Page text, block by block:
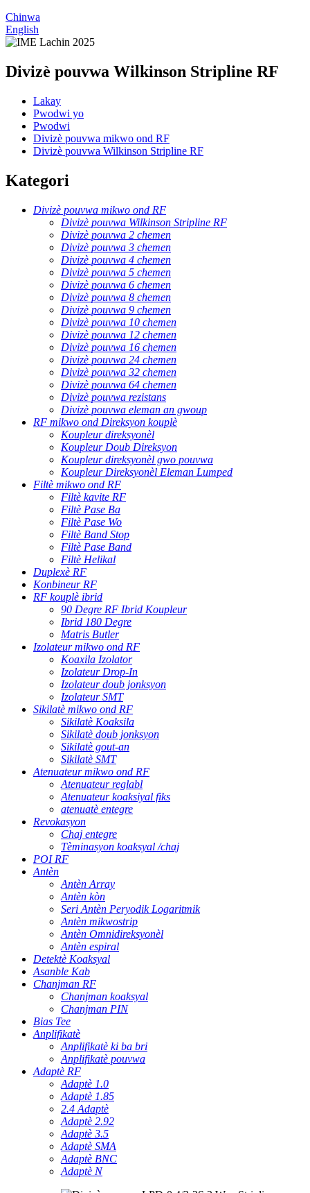
Chinwa
English
Divizè pouvwa Wilkinson Stripline RF
Lakay
Pwodwi yo
Pwodwi
Divizè pouvwa mikwo ond RF
Divizè pouvwa Wilkinson Stripline RF
Kategori
Divizè pouvwa mikwo ond RF
Divizè pouvwa Wilkinson Stripline RF
Divizè pouvwa 2 chemen
Divizè pouvwa 3 chemen
Divizè pouvwa 4 chemen
Divizè pouvwa 5 chemen
Divizè pouvwa 6 chemen
Divizè pouvwa 8 chemen
Divizè pouvwa 9 chemen
Divizè pouvwa 10 chemen
Divizè pouvwa 12 chemen
Divizè pouvwa 16 chemen
Divizè pouvwa 24 chemen
Divizè pouvwa 32 chemen
Divizè pouvwa 64 chemen
Divizè pouvwa rezistans
Divizè pouvwa eleman an gwoup
RF mikwo ond Direksyon kouplè
Koupleur direksyonèl
Koupleur Doub Direksyon
Koupleur direksyonèl gwo pouvwa
Koupleur Direksyonèl Eleman Lumped
Filtè mikwo ond RF
Filtè kavite RF
Filtè Pase Ba
Filtè Pase Wo
Filtè Band Stop
Filtè Pase Band
Filtè Helikal
Duplexè RF
Konbineur RF
RF kouplè ibrid
90 Degre RF Ibrid Koupleur
Ibrid 180 Degre
Matris Butler
Izolateur mikwo ond RF
Koaxila Izolator
Izolateur Drop-In
Izolateur doub jonksyon
Izolateur SMT
Sikilatè mikwo ond RF
Sikilatè Koaksila
Sikilatè doub jonksyon
Sikilatè gout-an
Sikilatè SMT
Atenuateur mikwo ond RF
Atenuateur reglabl
Atenuateur koaksiyal fiks
atenuatè entegre
Revokasyon
Chaj entegre
Tèminasyon koaksyal /chaj
POI RF
Antèn
Antèn Array
Antèn kòn
Seri Antèn Peryodik Logaritmik
Antèn mikwostrip
Antèn Omnidireksyonèl
Antèn espiral
Detektè Koaksyal
Asanble Kab
Chanjman RF
Chanjman koaksyal
Chanjman PIN
Bias Tee
Anplifikatè
Anplifikatè ki ba bri
Anplifikatè pouvwa
Adaptè RF
Adaptè 1.0
Adaptè 1.85
2.4 Adaptè
Adaptè 2.92
Adaptè 3.5
Adaptè SMA
Adaptè BNC
Adaptè N